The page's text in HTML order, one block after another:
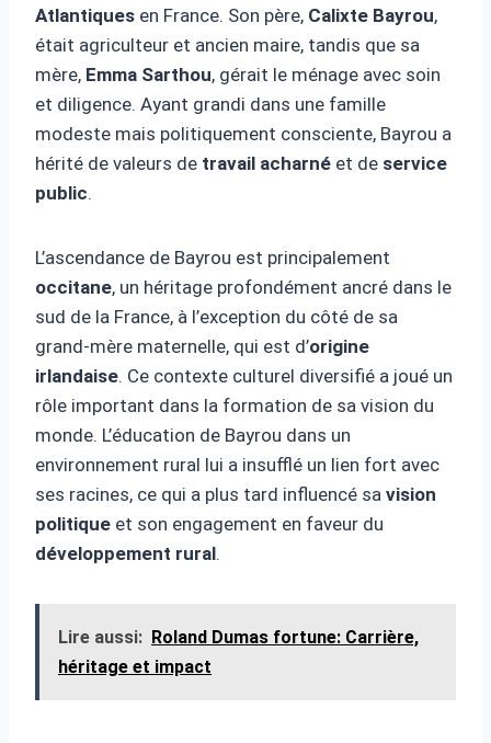
Atlantiques en France. Son père, Calixte Bayrou,
était agriculteur et ancien maire, tandis que sa
mère, Emma Sarthou, gérait le ménage avec soin
et diligence. Ayant grandi dans une famille
modeste mais politiquement consciente, Bayrou a
hérité de valeurs de travail acharné et de service
public.
L’ascendance de Bayrou est principalement
occitane, un héritage profondément ancré dans le
sud de la France, à l’exception du côté de sa
grand-mère maternelle, qui est d’origine
irlandaise. Ce contexte culturel diversifié a joué un
rôle important dans la formation de sa vision du
monde. L’éducation de Bayrou dans un
environnement rural lui a insufflé un lien fort avec
ses racines, ce qui a plus tard influencé sa vision
politique et son engagement en faveur du
développement rural.
Lire aussi: Roland Dumas fortune: Carrière,
héritage et impact